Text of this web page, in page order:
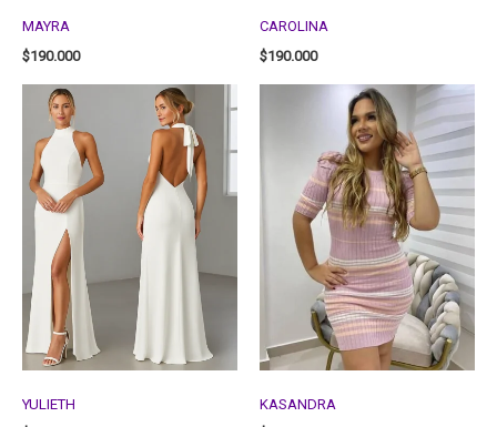
MAYRA
$190.000
CAROLINA
$190.000
YULIETH
KASANDRA